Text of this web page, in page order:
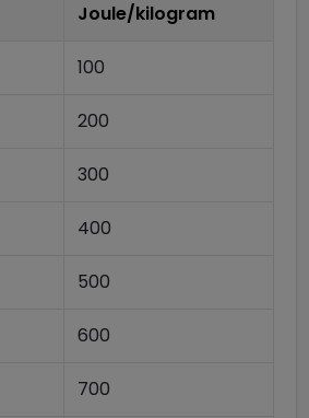
Joule/kilogram
100
200
300
400
500
600
700